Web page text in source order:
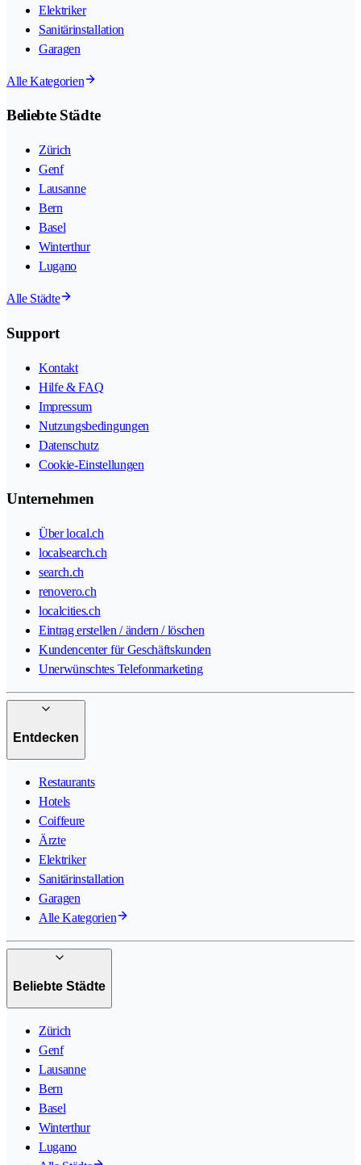
Elektriker
Sanitärinstallation
Garagen
Alle Kategorien
Beliebte Städte
Zürich
Genf
Lausanne
Bern
Basel
Winterthur
Lugano
Alle Städte
Support
Kontakt
Hilfe & FAQ
Impressum
Nutzungsbedingungen
Datenschutz
Cookie-Einstellungen
Unternehmen
Über local.ch
localsearch.ch
search.ch
renovero.ch
localcities.ch
Eintrag erstellen / ändern / löschen
Kundencenter für Geschäftskunden
Unerwünschtes Telefonmarketing
Entdecken
Restaurants
Hotels
Coiffeure
Ärzte
Elektriker
Sanitärinstallation
Garagen
Alle Kategorien
Beliebte Städte
Zürich
Genf
Lausanne
Bern
Basel
Winterthur
Lugano